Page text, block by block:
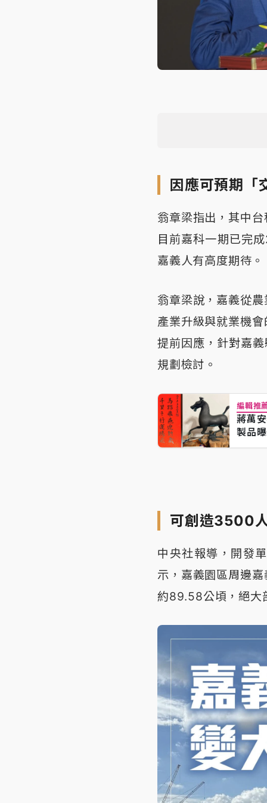
因應可預期「
翁章梁指出，其中
目前嘉科一期已完
嘉義人有高度期待。
翁章梁說，嘉義從
產業升級與就業機
提前因應，針對嘉
規劃檢討。
編輯推
蔣萬
製品
可創造3500
中央社報導，開發
示，嘉義園區周邊
約89.58公頃，絕大